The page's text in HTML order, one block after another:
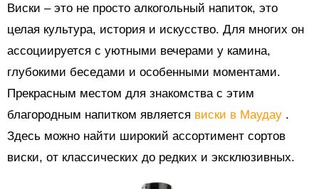
Виски – это не просто алкогольный напиток, это
целая культура, история и искусство. Для многих он
ассоциируется с уютными вечерами у камина,
глубокими беседами и особенными моментами.
Прекрасным местом для знакомства с этим
благородным напитком является виски в Маудау .
Здесь можно найти широкий ассортимент сортов
виски, от классических до редких и эксклюзивных.